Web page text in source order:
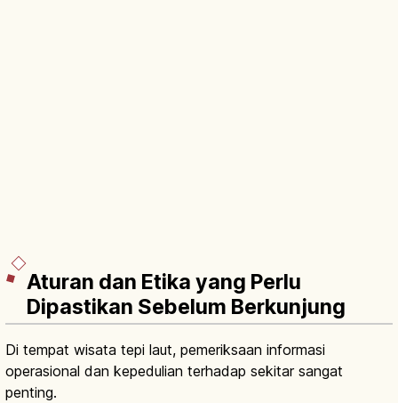
Aturan dan Etika yang Perlu
Dipastikan Sebelum Berkunjung
Di tempat wisata tepi laut, pemeriksaan informasi
operasional dan kepedulian terhadap sekitar sangat
penting.